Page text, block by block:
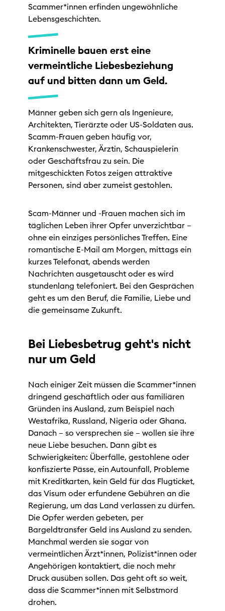
Scammer*innen erfinden ungewöhnliche
Lebensgeschichten.
Kriminelle bauen erst eine
vermeintliche Liebesbeziehung
auf und bitten dann um Geld.
Männer geben sich gern als Ingenieure,
Architekten, Tierärzte oder US-Soldaten aus.
Scamm-Frauen geben häufig vor,
Krankenschwester, Ärztin, Schauspielerin
oder Geschäftsfrau zu sein. Die
mitgeschickten Fotos zeigen attraktive
Personen, sind aber zumeist gestohlen.
Scam-Männer und -Frauen machen sich im
täglichen Leben ihrer Opfer unverzichtbar –
ohne ein einziges persönliches Treffen. Eine
romantische E-Mail am Morgen, mittags ein
kurzes Telefonat, abends werden
Nachrichten ausgetauscht oder es wird
stundenlang telefoniert. Bei den Gesprächen
geht es um den Beruf, die Familie, Liebe und
die gemeinsame Zukunft.
Bei Liebesbetrug geht's nicht
nur um Geld
Nach einiger Zeit müssen die Scammer*innen
dringend geschäftlich oder aus familiären
Gründen ins Ausland, zum Beispiel nach
Westafrika, Russland, Nigeria oder Ghana.
Danach – so versprechen sie – wollen sie ihre
neue Liebe besuchen. Dann gibt es
Schwierigkeiten: Überfälle, gestohlene oder
konfiszierte Pässe, ein Autounfall, Probleme
mit Kreditkarten, kein Geld für das Flugticket,
das Visum oder erfundene Gebühren an die
Regierung, um das Land verlassen zu dürfen.
Die Opfer werden gebeten, per
Bargeldtransfer Geld ins Ausland zu senden.
Manchmal werden sie sogar von
vermeintlichen Ärzt*innen, Polizist*innen oder
Angehörigen kontaktiert, die noch mehr
Druck ausüben sollen. Das geht oft so weit,
dass die Scammer*innen mit Selbstmord
drohen.